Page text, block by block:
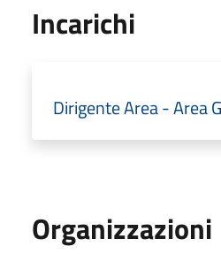
Incarichi
Dirigente Area - Area
Organizzazioni